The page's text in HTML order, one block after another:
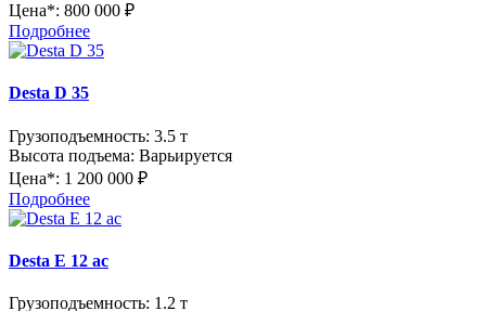
Цена*: 800 000 ₽
Подробнее
Desta D 35
Грузоподъемность: 3.5 т
Высота подъема: Варьируется
Цена*: 1 200 000 ₽
Подробнее
Desta E 12 ac
Грузоподъемность: 1.2 т